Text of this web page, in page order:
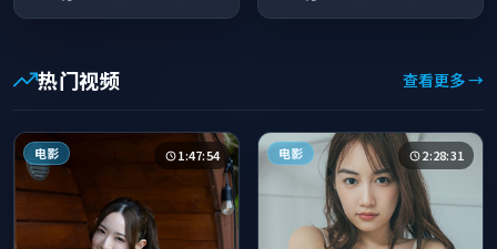
热门视频 查看更多 →
电影 1:47:54 电影 2:28:31